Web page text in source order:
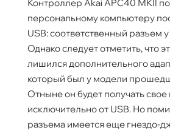
Контроллер Akai APC40 МКII
персональному компьютеру
USB: соответственный разъем
Однако следует отметить, что
лишился дополнительного
который был у модели
Отныне он будет получать свое
исключительно от USB. Но
разъема имеется еще гнездо-